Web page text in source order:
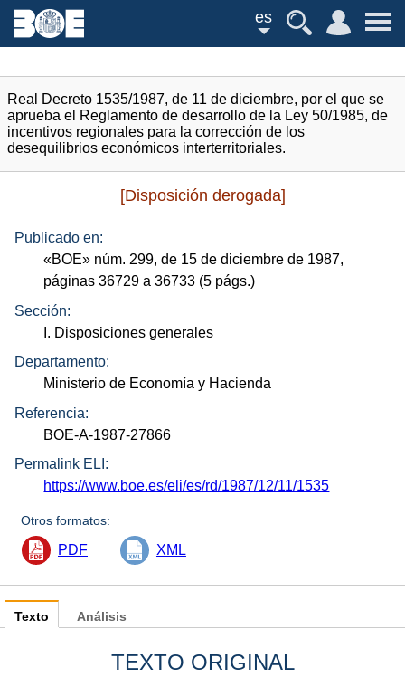
es
Real Decreto 1535/1987, de 11 de diciembre, por el que se
aprueba el Reglamento de desarrollo de la Ley 50/1985, de
incentivos regionales para la corrección de los
desequilibrios económicos interterritoriales.
[Disposición derogada]
Publicado en:
«BOE» núm. 299, de 15 de diciembre de 1987,
páginas 36729 a 36733 (5 págs.)
Sección:
I. Disposiciones generales
Departamento:
Ministerio de Economía y Hacienda
Referencia:
BOE-A-1987-27866
Permalink ELI:
https://www.boe.es/eli/es/rd/1987/12/11/1535
Otros formatos:
PDF XML
Texto
TEXTO ORIGINAL
Análisis